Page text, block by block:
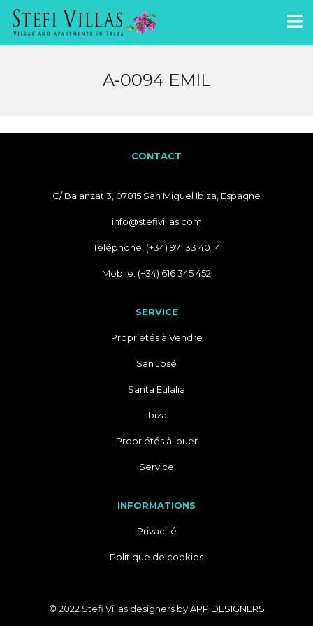
A-0094 EMIL
CONTACT
C/ Balanzat 3, 07815 San Miguel Ibiza, Espagne
info@stefivillas.com
Téléphone: (+34) 971 33 40 14
Mobile: (+34) 616 345 452
SERVICE
Propriétés à Vendre
San José
Santa Eulalia
Ibiza
Propriétés à louer
Service
INFORMATIONS
Privacité
Politique de cookies
© 2022 Stefi Villas designers byAPP DESIGNERS